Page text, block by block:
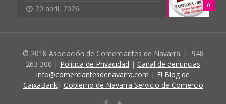
0
20 abril, 2026
© 2018 Asociación de Comerciantes de Navarra. T. 948
263 300 | Política de Privacidad | Canal de denuncias
info@comerciantesdenavarra.com | El Blog de
CaixaBank| Gobierno de Navarra Servicio de Comercio